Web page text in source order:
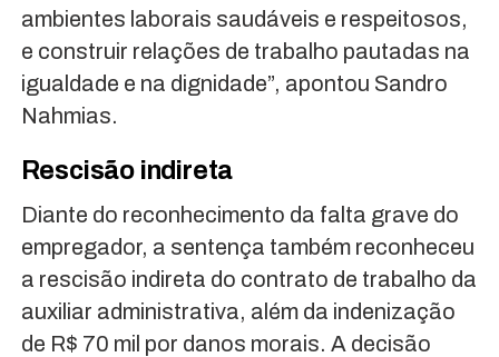
ambientes laborais saudáveis e respeitosos,
e construir relações de trabalho pautadas na
igualdade e na dignidade”, apontou Sandro
Nahmias.
Rescisão indireta
Diante do reconhecimento da falta grave do
empregador, a sentença também reconheceu
a rescisão indireta do contrato de trabalho da
auxiliar administrativa, além da indenização
de R$ 70 mil por danos morais. A decisão